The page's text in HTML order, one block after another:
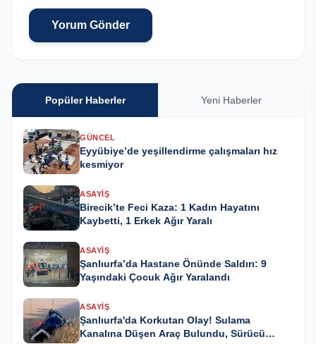
Yorum Gönder
Popüler Haberler Yeni Haberler
GÜNCEL
Eyyübiye’de yeşillendirme çalışmaları hız
kesmiyor
ASAYIŞ
Birecik’te Feci Kaza: 1 Kadın Hayatını
Kaybetti, 1 Erkek Ağır Yaralı
ASAYIŞ
Şanlıurfa’da Hastane Önünde Saldırı: 9
Yaşındaki Çocuk Ağır Yaralandı
ASAYIŞ
Şanlıurfa'da Korkutan Olay! Sulama
Kanalına Düşen Araç Bulundu, Sürücü